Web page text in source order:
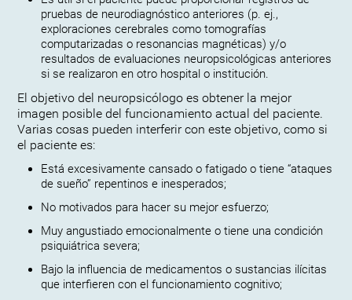
pruebas de neurodiagnóstico anteriores (p. ej.,
exploraciones cerebrales como tomografías
computarizadas o resonancias magnéticas) y/o
resultados de evaluaciones neuropsicológicas anteriores
si se realizaron en otro hospital o institución.
El objetivo del neuropsicólogo es obtener la mejor
imagen posible del funcionamiento actual del paciente.
Varias cosas pueden interferir con este objetivo, como si
el paciente es:
Está excesivamente cansado o fatigado o tiene “ataques
de sueño” repentinos e inesperados;
No motivados para hacer su mejor esfuerzo;
Muy angustiado emocionalmente o tiene una condición
psiquiátrica severa;
Bajo la influencia de medicamentos o sustancias ilícitas
que interfieren con el funcionamiento cognitivo;